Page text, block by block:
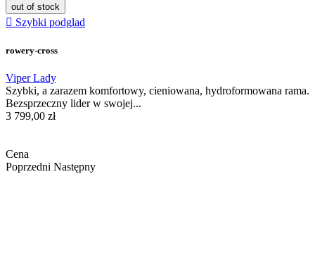
out of stock
 Szybki podglad
rowery-cross
Viper Lady
Szybki, a zarazem komfortowy, cieniowana, hydroformowana rama.
Bezsprzeczny lider w swojej...
3 799,00 zł
Cena
Poprzedni Następny